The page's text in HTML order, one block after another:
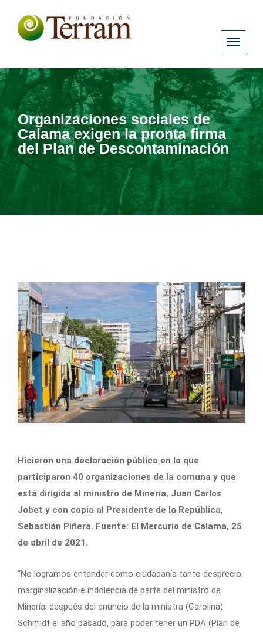
Organizaciones sociales de
Calama exigen la pronta firma
del Plan de Descontaminación
Hicieron una declaración pública en la que
participaron 40 organizaciones de la comuna y que
está dirigida al ministro de Minería, Juan Carlos
Jobet y con copia al Presidente de la República,
Sebastián Piñera. Fuente: El Mercurio de Calama, 25
de abril de 2021.
“No logramos entender como ciudadanía tanto desprecio,
marginalización e indolencia de parte del ministro de
Minería, después del anuncio de la ministra (Carolina)
Schmidt el año pasado, para poder tener un PDA (Plan de